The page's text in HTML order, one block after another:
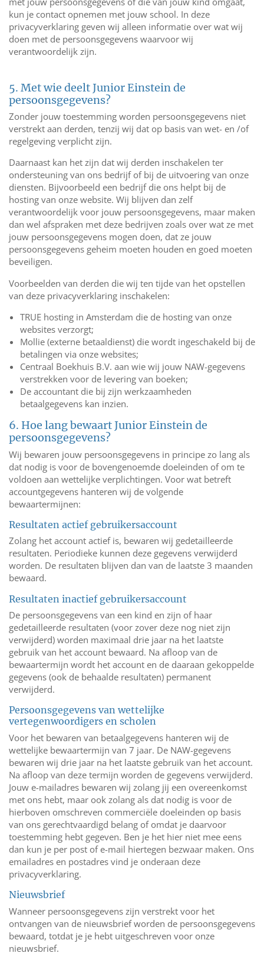
kun je contact opnemen met jouw school. In deze
privacyverklaring geven wij alleen informatie over wat wij
doen met de persoonsgegevens waarvoor wij
verantwoordelijk zijn.
5. Met wie deelt Junior Einstein de
persoonsgegevens?
Zonder jouw toestemming worden persoonsgegevens niet
verstrekt aan derden, tenzij wij dat op basis van wet- en /of
regelgeving verplicht zijn.
Daarnaast kan het zijn dat wij derden inschakelen ter
ondersteuning van ons bedrijf of bij de uitvoering van onze
diensten. Bijvoorbeeld een bedrijf die ons helpt bij de
hosting van onze website. Wij blijven dan zelf
verantwoordelijk voor jouw persoonsgegevens, maar maken
dan wel afspraken met deze bedrijven zoals over wat ze met
jouw persoonsgegevens mogen doen, dat ze jouw
persoonsgegevens geheim moeten houden en goed moeten
beveiligen.
Voorbeelden van derden die wij ten tijde van het opstellen
van deze privacyverklaring inschakelen:
TRUE hosting in Amsterdam die de hosting van onze
websites verzorgt;
Mollie (externe betaaldienst) die wordt ingeschakeld bij de
betalingen via onze websites;
Centraal Boekhuis B.V. aan wie wij jouw NAW-gegevens
verstrekken voor de levering van boeken;
De accountant die bij zijn werkzaamheden
betaalgegevens kan inzien.
6. Hoe lang bewaart Junior Einstein de
persoonsgegevens?
Wij bewaren jouw persoonsgegevens in principe zo lang als
dat nodig is voor de bovengenoemde doeleinden of om te
voldoen aan wettelijke verplichtingen. Voor wat betreft
accountgegevens hanteren wij de volgende
bewaartermijnen:
Resultaten actief gebruikersaccount
Zolang het account actief is, bewaren wij gedetailleerde
resultaten. Periodieke kunnen deze gegevens verwijderd
worden. De resultaten blijven dan van de laatste 3 maanden
bewaard.
Resultaten inactief gebruikersaccount
De persoonsgegevens van een kind en zijn of haar
gedetailleerde resultaten (voor zover deze nog niet zijn
verwijderd) worden maximaal drie jaar na het laatste
gebruik van het account bewaard. Na afloop van de
bewaartermijn wordt het account en de daaraan gekoppelde
gegevens (ook de behaalde resultaten) permanent
verwijderd.
Persoonsgegevens van wettelijke
vertegenwoordigers en scholen
Voor het bewaren van betaalgegevens hanteren wij de
wettelijke bewaartermijn van 7 jaar. De NAW-gegevens
bewaren wij drie jaar na het laatste gebruik van het account.
Na afloop van deze termijn worden de gegevens verwijderd.
Jouw e-mailadres bewaren wij zolang jij een overeenkomst
met ons hebt, maar ook zolang als dat nodig is voor de
hierboven omschreven commerciële doeleinden op basis
van ons gerechtvaardigd belang of omdat je daarvoor
toestemming hebt gegeven. Ben je het hier niet mee eens
dan kun je per post of e-mail hiertegen bezwaar maken. Ons
emailadres en postadres vind je onderaan deze
privacyverklaring.
Nieuwsbrief
Wanneer persoonsgegevens zijn verstrekt voor het
ontvangen van de nieuwsbrief worden de persoonsgegevens
bewaard, totdat je je hebt uitgeschreven voor onze
nieuwsbrief.